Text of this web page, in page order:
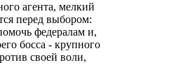
агента, мелкий
перед выбором:
федералам и,
босса - крупного
своей воли,